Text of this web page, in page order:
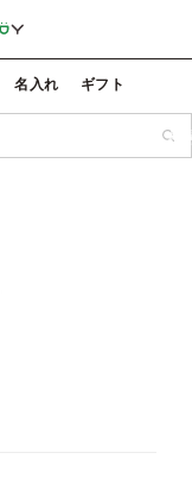
名入れ ギフト
検